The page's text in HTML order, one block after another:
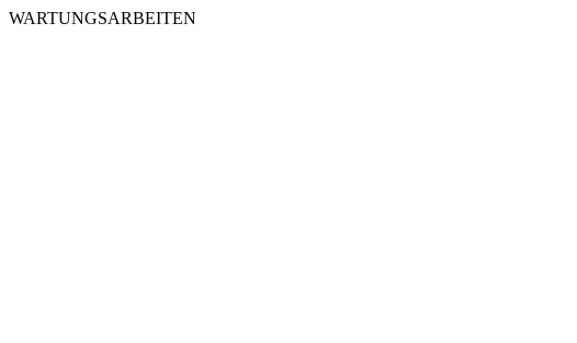
WARTUNGSARBEITEN